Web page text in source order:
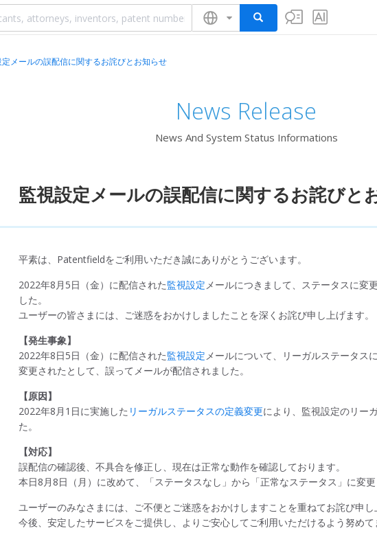
定メールの誤配信に関するお詫びとお知らせ
News Release
News And System Status Informations
監視設定メールの誤配信に関するお詫びと
平素は、Patentfieldをご利用いただき誠にありがとうございます。
2022年8月5日（金）に配信された監視設定メールにつきまして、ステータスに変
した。
ユーザーの皆さまには、ご迷惑をおかけしましたことを深くお詫び申し上げます。
【発生事象】
2022年8日5日（金）に配信された監視設定メールについて、リーガルステータス
変更されたとして、誤ってメールが配信されました。
【原因】
2022年8月1日に実施した リーガルステータスの定義変更により、監視設定のリー
た。
【対応】
誤配信の確認後、不具合を修正し、現在は正常な動作を確認しております。
本日8月8日（月）に改めて、「ステータスなし」から「正常なステータス」に変
ユーザーのみなさまには、ご不便とご迷惑をおかけしますことを重ねてお詫び申し
今後、安定したサービスをご提供し、よりご安心してご利用いただけるよう努めて